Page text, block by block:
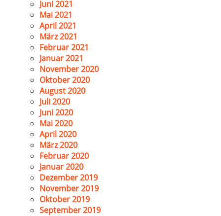
Juni 2021
Mai 2021
April 2021
März 2021
Februar 2021
Januar 2021
November 2020
Oktober 2020
August 2020
Juli 2020
Juni 2020
Mai 2020
April 2020
März 2020
Februar 2020
Januar 2020
Dezember 2019
November 2019
Oktober 2019
September 2019